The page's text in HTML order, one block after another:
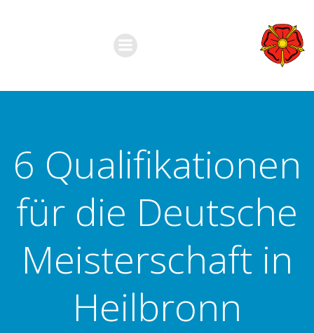
6 Qualifikationen
für die Deutsche
Meisterschaft in
Heilbronn